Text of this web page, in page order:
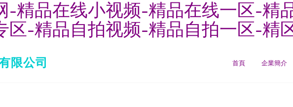
-精品在线小视频-精品在线一区-精
区-精品自拍视频-精品自拍一区-精
限公司 首頁 企業簡介